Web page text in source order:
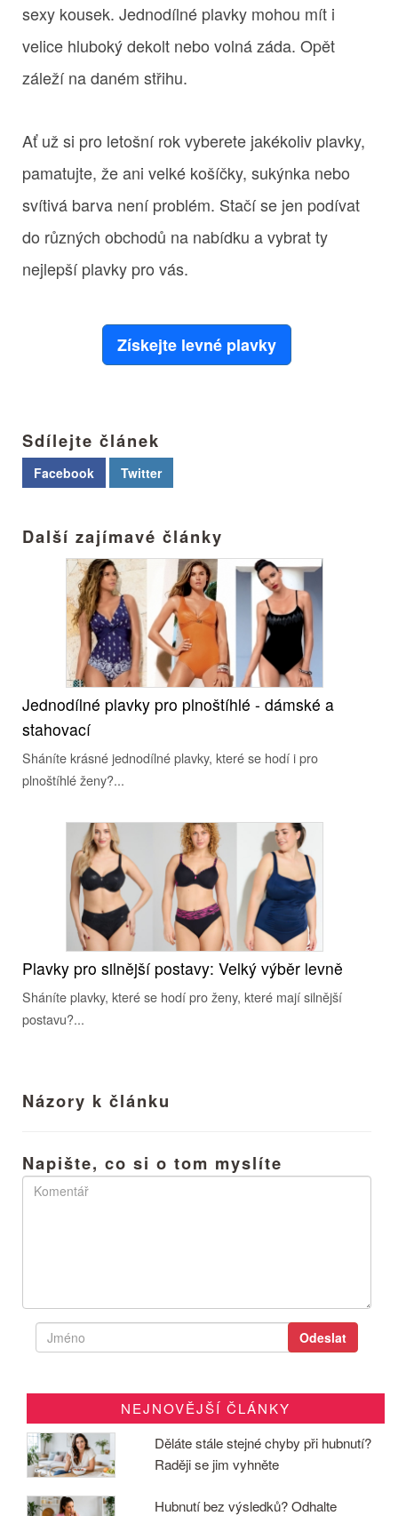
sexy kousek. Jednodílné plavky mohou mít i
velice hluboký dekolt nebo volná záda. Opět
záleží na daném střihu.
Ať už si pro letošní rok vyberete jakékoliv plavky,
pamatujte, že ani velké košíčky, sukýnka nebo
svítivá barva není problém. Stačí se jen podívat
do různých obchodů na nabídku a vybrat ty
nejlepší plavky pro vás.
Získejte levné plavky
Sdílejte článek
Facebook Twitter
Další zajímavé články
Jednodílné plavky pro plnoštíhlé - dámské a
stahovací
Sháníte krásné jednodílné plavky, které se hodí i pro
plnoštíhlé ženy?...
Plavky pro silnější postavy: Velký výběr levně
Sháníte plavky, které se hodí pro ženy, které mají silnější
postavu?...
Názory k článku
Napište, co si o tom myslíte
NEJNOVĚJŠÍ ČLÁNKY
Děláte stále stejné chyby při hubnutí?
Raději se jim vyhněte
Hubnutí bez výsledků? Odhalte